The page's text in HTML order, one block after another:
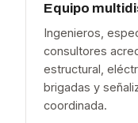
Equipo
Ingenieros,
consultores
estructural,
brigadas y
coordinada.